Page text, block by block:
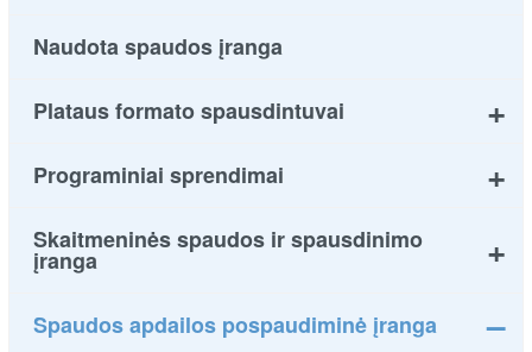
Naudota spaudos įranga
Plataus formato spausdintuvai
Programiniai sprendimai
Skaitmeninės spaudos ir spausdinimo
įranga
Spaudos apdailos pospaudiminė įranga